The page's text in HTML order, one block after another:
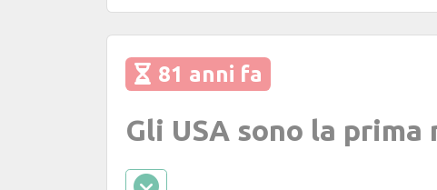
81 anni fa
Gli USA sono la